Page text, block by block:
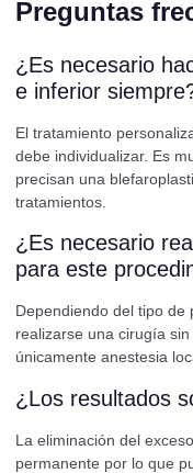
Preguntas
¿Es necesario
e inferior
El tratamiento
debe individualizar. Es
precisan una
tratamientos.
¿Es necesario
para este
Dependiendo del tipo de
realizarse una cirugía
únicamente anestesia
¿Los resultados
La eliminación del
permanente por lo que